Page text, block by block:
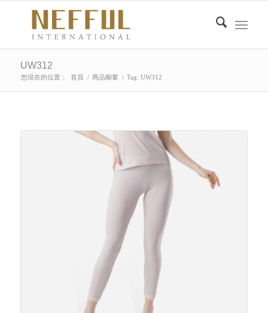
UW312
您現在的位置： 首頁 / 商品櫥窗 / Tag: UW312